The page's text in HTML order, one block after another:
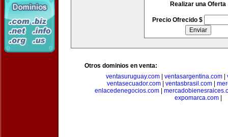
Realizar una Oferta
Precio Ofrecido $
Otros dominios en venta:
ventasuruguay.com| ventasargentina.com|
ventasecuador.com| ventasbrasil.com|
enlacedenegocios.com|
expomarca.com|